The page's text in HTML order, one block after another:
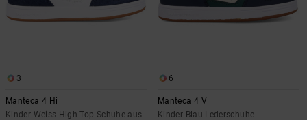
3
Manteca 4 Hi
Kinder Weiss High-Top-Schuhe aus
6
Manteca 4 V
Kinder Blau Lederschuhe